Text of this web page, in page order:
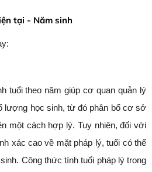
tại - Năm sinh
tuổi theo năm giúp cơ quan quản lý
lượng học sinh, từ đó phân bổ cơ sở
một cách hợp lý. Tuy nhiên, đối với
xác cao về mặt pháp lý, tuổi có thể
Công thức tính tuổi pháp lý trong